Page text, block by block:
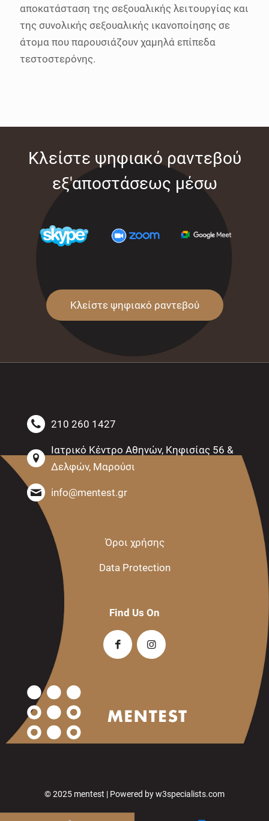
αποκατάσταση της σεξουαλικής λειτουργίας και
της συνολικής σεξουαλικής ικανοποίησης σε
άτομα που παρουσιάζουν χαμηλά επίπεδα
τεστοστερόνης.
Κλείστε ψηφιακό ραντεβού
εξ'αποστάσεως μέσω
Κλείστε ψηφιακό ραντεβού
210 260 1427
Ιατρικό Κέντρο Αθηνών, Κηφισίας 56 &
Δελφών, Μαρούσι
info@mentest.gr
Όροι χρήσης
Data Protection
Find Us On
© 2025 mentest | Powered byw3specialists.com